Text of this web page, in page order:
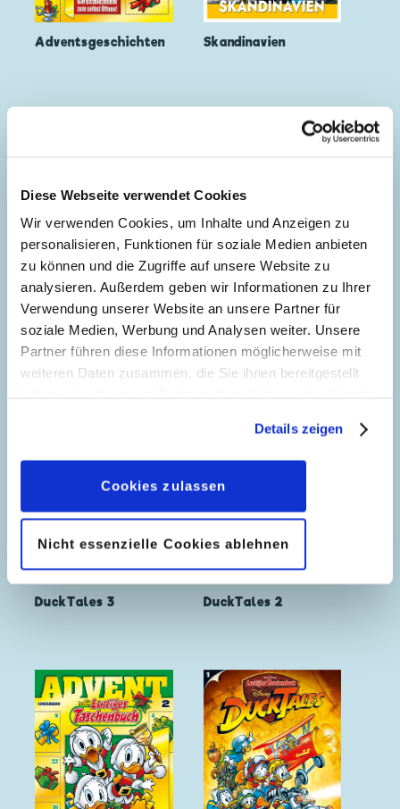
Diese Webseite verwendet Cookies
Wir verwenden Cookies, um Inhalte und Anzeigen zu
personalisieren, Funktionen für soziale Medien anbieten
zu können und die Zugriffe auf unsere Website zu
analysieren. Außerdem geben wir Informationen zu Ihrer
Verwendung unserer Website an unsere Partner für
soziale Medien, Werbung und Analysen weiter. Unsere
Partner führen diese Informationen möglicherweise mit
weiteren Daten zusammen, die Sie ihnen bereitgestellt
geben, können Sie diese jederzeit in der
Datenschutzerklärungwieder widerrufen.
Details zeigen
Cookies zulassen
Nicht essenzielle Cookies ablehnen
Adventsgeschichten Skandinavien
DuckTales 3 DuckTales 2